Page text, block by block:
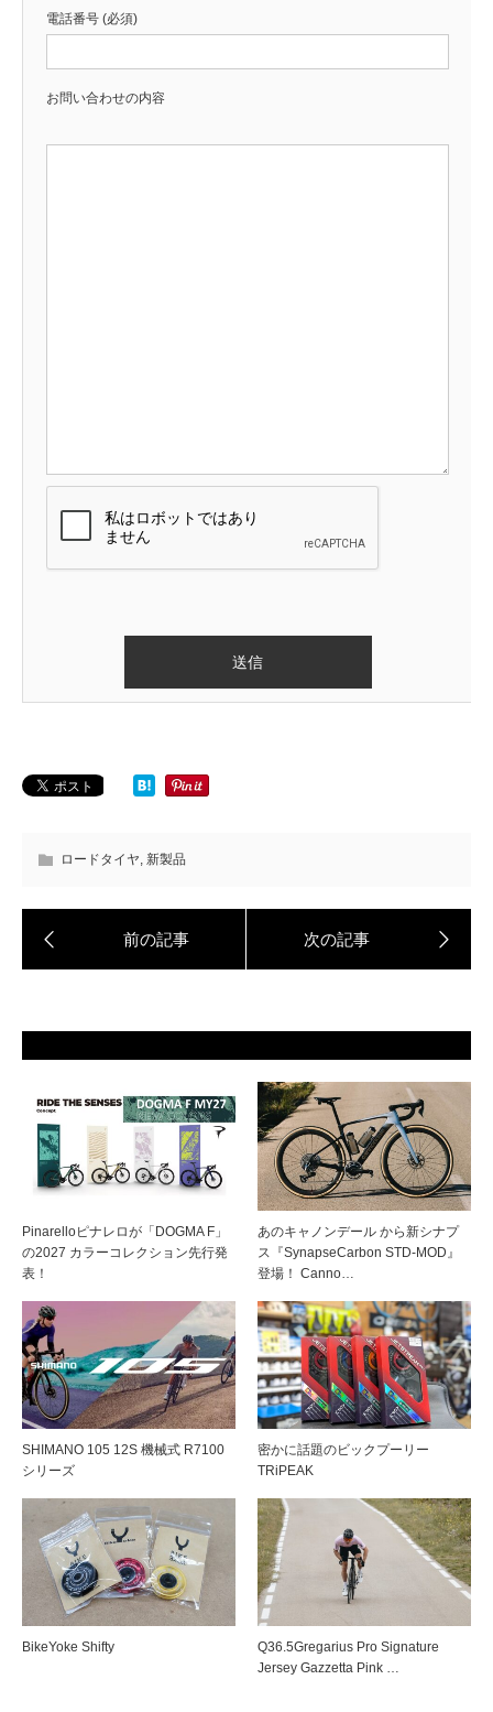
電話番号 (必須)
お問い合わせの内容
ロードタイヤ, 新製品
Pinarelloピナレロが「DOGMA F」
の2027 カラーコレクション先行発
表！
あのキャノンデール から新シナプ
ス『SynapseCarbon STD-MOD』
登場！ Canno…
SHIMANO 105 12S 機械式 R7100
シリーズ
密かに話題のビックプーリー
TRiPEAK
BikeYoke Shifty
Q36.5Gregarius Pro Signature
Jersey Gazzetta Pink …